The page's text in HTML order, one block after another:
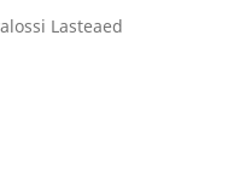
Lasteaed